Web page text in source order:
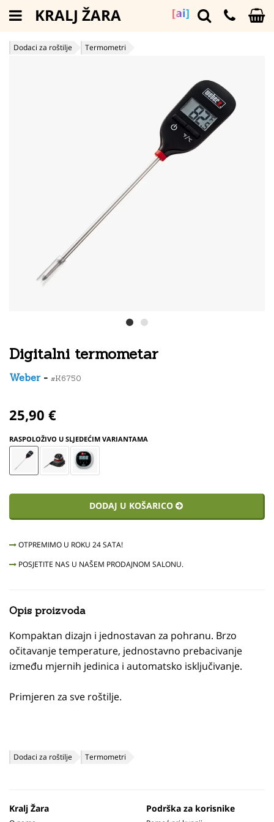
[ai]
KRALJ ŽARA
Dodaci za roštilje Termometri
Digitalni termometar
Weber- #K6750
25,90 €
RASPOLOŽIVO U SLJEDEĆIM VARIANTAMA
DODAJ U KOŠARICO
OTPREMIMO U ROKU 24 SATA!
POSJETITE NAS U NAŠEM PRODAJNOM SALONU.
Opis proizvoda
Kompaktan dizajn i jednostavan za pohranu. Brzo
očitavanje temperature, jednostavno prebacivanje
između mjernih jedinica i automatsko isključivanje.
Primjeren za sve roštilje.
Dodaci za roštilje Termometri
Kralj Žara Podrška za korisnike